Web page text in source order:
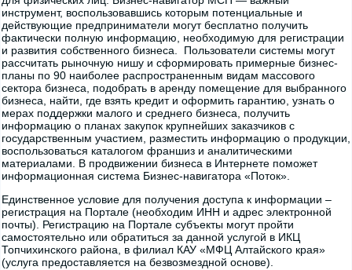
инструмент, воспользовавшись которым потенциальные и
действующие предприниматели могут бесплатно получить
фактически полную информацию, необходимую для регистрации
и развития собственного бизнеса. Пользователи системы могут
рассчитать рыночную нишу и сформировать примерные бизнес-
планы по 90 наиболее распространенным видам массового
сектора бизнеса, подобрать в аренду помещение для выбранного
бизнеса, найти, где взять кредит и оформить гарантию, узнать о
мерах поддержки малого и среднего бизнеса, получить
информацию о планах закупок крупнейших заказчиков с
государственным участием, разместить информацию о продукции,
воспользоваться каталогом франшиз и аналитическими
материалами. В продвижении бизнеса в Интернете поможет
информационная система Бизнес-навигатора «Поток».
Единственное условие для получения доступа к информации –
регистрация на Портале (необходим ИНН и адрес электронной
почты). Регистрацию на Портале субъекты могут пройти
самостоятельно или обратиться за данной услугой в ИКЦ
Топчихинского района, в филиал КАУ «МФЦ Алтайского края»
(услуга предоставляется на безвозмездной основе).